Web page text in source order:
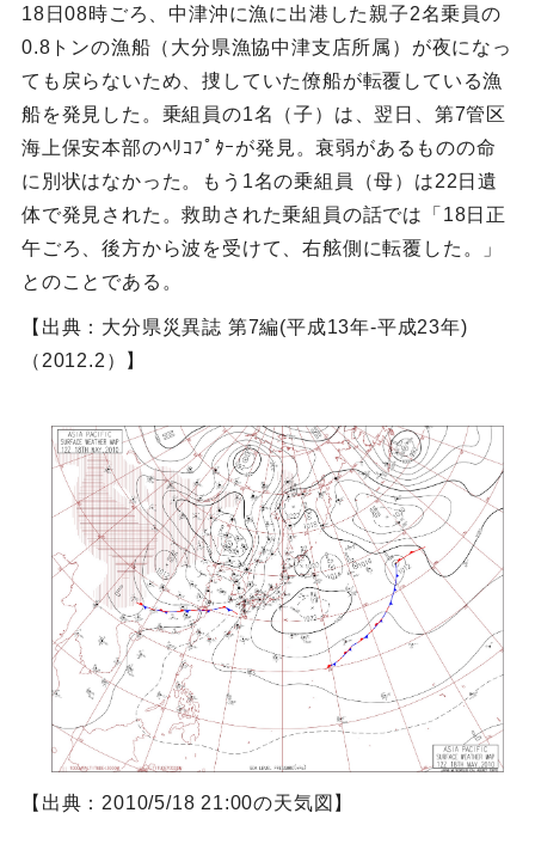
18日08時ごろ、中津沖に漁に出港した親子2名乗員の
0.8トンの漁船（大分県漁協中津支店所属）が夜になっ
ても戻らないため、捜していた僚船が転覆している漁
船を発見した。乗組員の1名（子）は、翌日、第7管区
海上保安本部のﾍﾘｺﾌﾟﾀｰが発見。衰弱があるものの命
に別状はなかった。もう1名の乗組員（母）は22日遺
体で発見された。救助された乗組員の話では「18日正
午ごろ、後方から波を受けて、右舷側に転覆した。」
とのことである。
【出典：大分県災異誌 第7編(平成13年-平成23年)
（2012.2）】
【出典：2010/5/18 21:00の天気図】